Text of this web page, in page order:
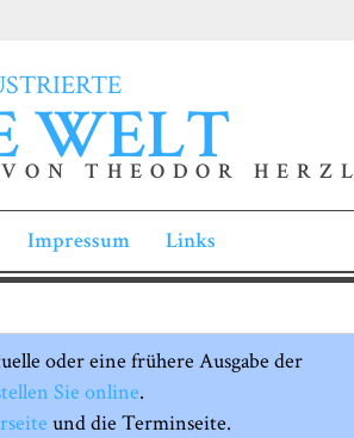
WELT
THEODOR HERZL
Impressum Links
oder eine frühere Ausgabe der
Sie online.
und die Terminseite.